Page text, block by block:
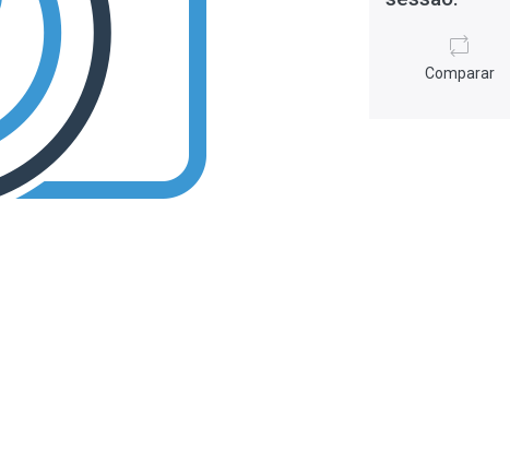
Comparar